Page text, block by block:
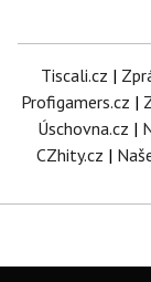
Tiscali.cz |
Profigamers.cz |
Úschovna.cz |
CZhity.cz |